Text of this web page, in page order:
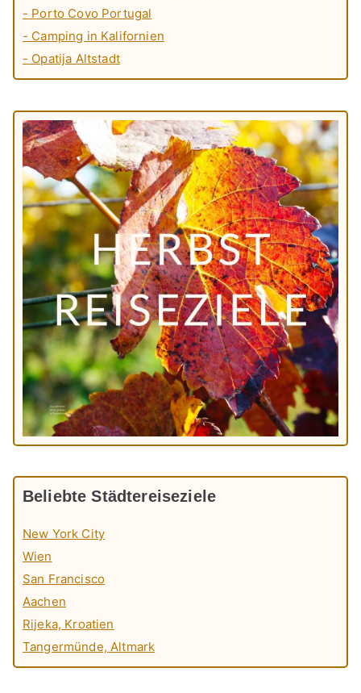
- Porto Covo Portugal
- Camping in Kalifornien
- Opatija Altstadt
Beliebte Städtereiseziele
New York City
Wien
San Francisco
Aachen
Rijeka, Kroatien
Tangermünde, Altmark